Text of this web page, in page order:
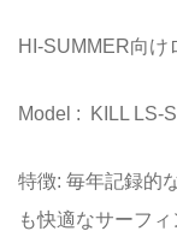
HI-SUMMER向け
Model : KILL LS-
特徴: 毎年記録的
も快適なサーフ